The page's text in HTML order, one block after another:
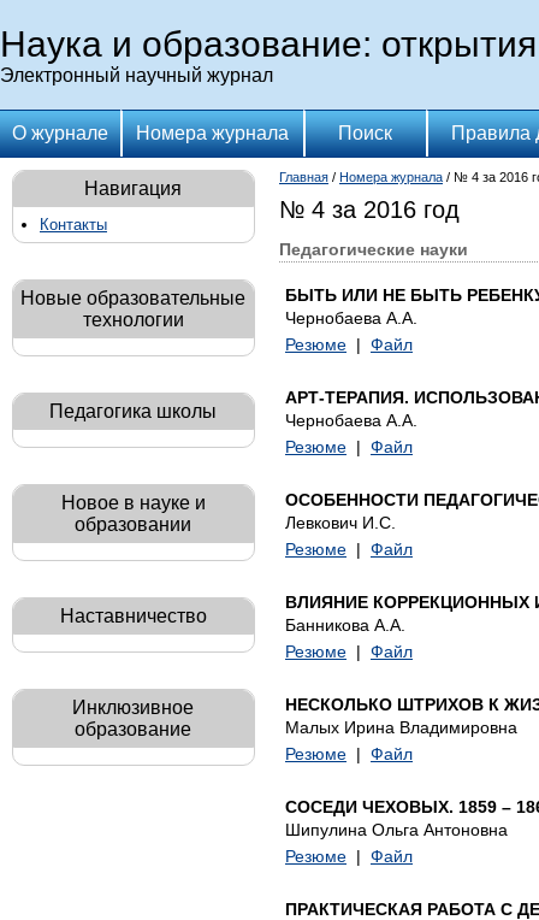
Наука и образование:
Электронный научный журнал
О журнале Номера журнала Поиск Правила
Навигация
Контакты
Новые образовательные
технологии
Педагогика школы
Новое в науке и
образовании
Наставничество
Инклюзивное
образование
Главная / Номера журнала / № 4 за 2016
№ 4 за 2016 год
Педагогические науки
БЫТЬ ИЛИ НЕ БЫТЬ
Чернобаева А.А.
Резюме | Файл
АРТ-ТЕРАПИЯ.
Чернобаева А.А.
Резюме | Файл
ОСОБЕННОСТИ
Левкович И.С.
Резюме | Файл
ВЛИЯНИЕ КОРРЕКЦИОННЫХ
Банникова А.А.
Резюме | Файл
НЕСКОЛЬКО ШТРИХОВ К
Малых Ирина Владимировна
Резюме | Файл
СОСЕДИ ЧЕХОВЫХ. 1859 –
Шипулина Ольга Антоновна
Резюме | Файл
ПРАКТИЧЕСКАЯ РАБОТА С